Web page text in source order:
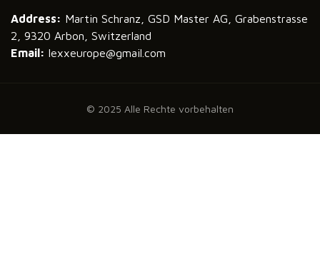
Address: Martin Schranz, GSD Master AG, Grabenstrasse
2, 9320 Arbon, Switzerland
Email: lexxeurope@gmail.com
© 2025 Alle Rechte vorbehalten